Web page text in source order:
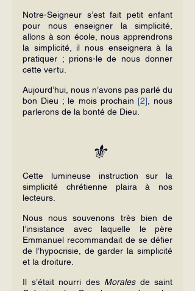
Notre-Seigneur s’est fait petit enfant
pour nous enseigner la simplicité,
allons à son école, nous apprendrons
la simplicité, il nous enseignera à la
pratiquer ; prions-le de nous donner
cette vertu.
Aujourd’hui, nous n’avons pas parlé du
bon Dieu ; le mois prochain [2] , nous
parlerons de la bonté de Dieu.
⚜️
Cette lumineuse instruction sur la
simplicité chrétienne plaira à nos
lecteurs.
Nous nous souvenons très bien de
l’insistance avec laquelle le père
Emmanuel recommandait de se défier
de l’hypocrisie, de garder la simplicité
et la droiture.
Il s’était nourri des Morales de saint